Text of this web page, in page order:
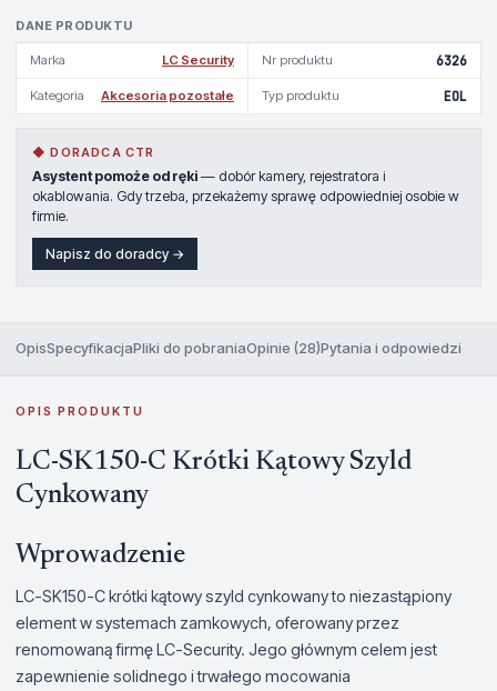
DANE PRODUKTU
Marka LC Security Nr produktu 6326
Kategoria Akcesoria pozostałe Typ produktu EOL
◆ DORADCA CTR
Asystent pomoże od ręki — dobór kamery, rejestratora i
okablowania. Gdy trzeba, przekażemy sprawę odpowiedniej osobie w
firmie.
Napisz do doradcy →
OpisSpecyfikacjaPliki do pobraniaOpinie (28)Pytania i odpowiedzi
OPIS PRODUKTU
LC-SK150-C Krótki Kątowy Szyld
Cynkowany
Wprowadzenie
LC-SK150-C krótki kątowy szyld cynkowany to niezastąpiony
element w systemach zamkowych, oferowany przez
renomowaną firmę LC-Security. Jego głównym celem jest
zapewnienie solidnego i trwałego mocowania